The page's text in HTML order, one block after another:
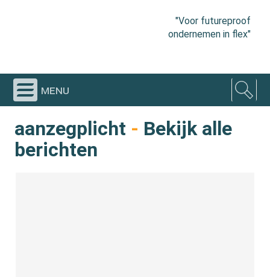
"Voor futureproof
ondernemen in flex"
menu
aanzegplicht - Bekijk alle
berichten